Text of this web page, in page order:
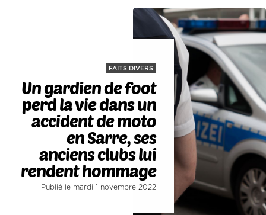
FAITS DIVERS
Un gardien de foot
perd la vie dans un
accident de moto
en Sarre, ses
anciens clubs lui
rendent hommage
Publié le mardi 1 novembre 2022